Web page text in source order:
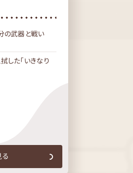
の武器と戦い
した「いきなり